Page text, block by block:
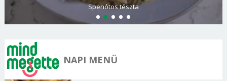
Spenótos tészta
NAPI MENÜ